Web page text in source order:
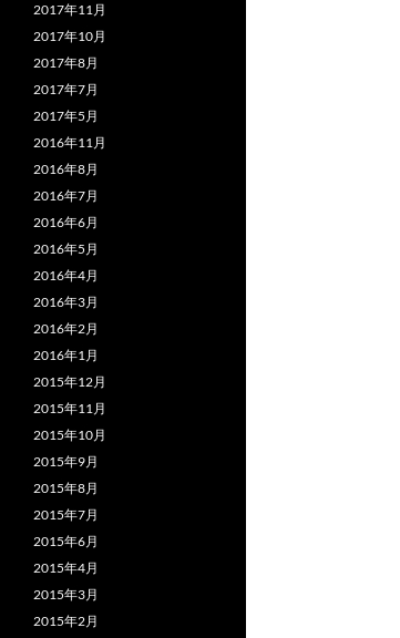
2017年11月
2017年10月
2017年8月
2017年7月
2017年5月
2016年11月
2016年8月
2016年7月
2016年6月
2016年5月
2016年4月
2016年3月
2016年2月
2016年1月
2015年12月
2015年11月
2015年10月
2015年9月
2015年8月
2015年7月
2015年6月
2015年4月
2015年3月
2015年2月